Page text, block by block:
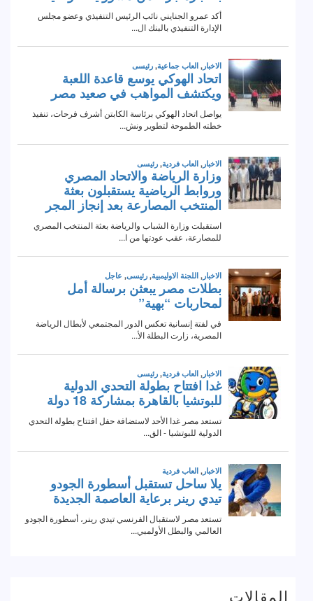
المقالات